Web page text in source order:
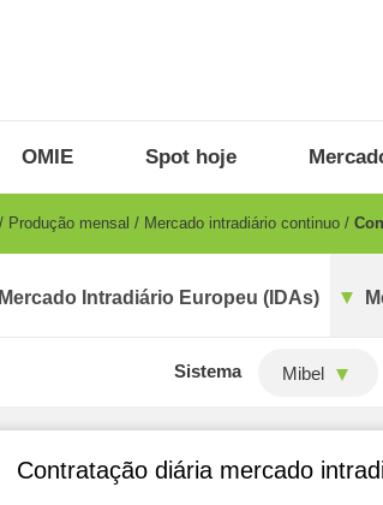
OMIE Spot hoje
Produção mensal Mercado intradiário continuo
Mercado Intradiário Europeu (IDAs)
Sistema Mibel
Contratação diária mercado